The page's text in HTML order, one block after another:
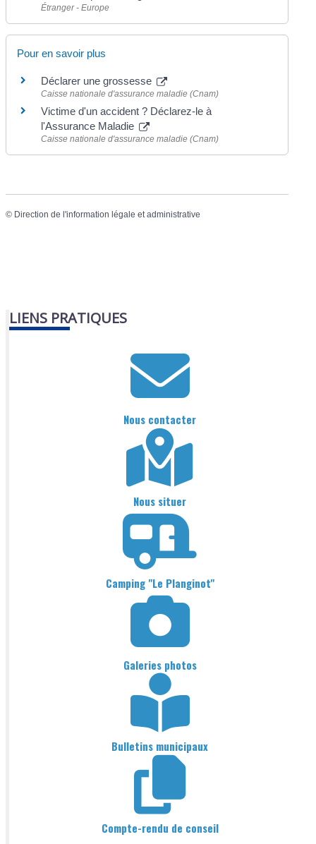
Étranger - Europe
Pour en savoir plus
Déclarer une grossesse
Caisse nationale d'assurance maladie (Cnam)
Victime d'un accident ? Déclarez-le à
l'Assurance Maladie
Caisse nationale d'assurance maladie (Cnam)
© Direction de l'information légale et administrative
LIENS PRATIQUES
Nous contacter
Nous situer
Camping "Le Planginot"
Galeries photos
Bulletins municipaux
Compte-rendu de conseil